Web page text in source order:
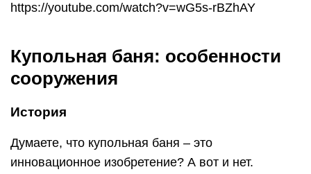
https://youtube.com/watch?v=wG5s-rBZhAY
Купольная баня: особенности
сооружения
История
Думаете, что купольная баня – это
инновационное изобретение? А вот и нет.